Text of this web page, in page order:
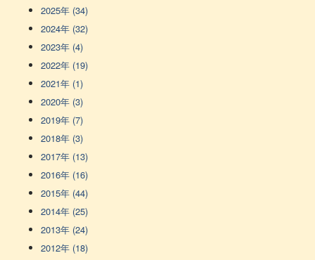
2025年 (34)
2024年 (32)
2023年 (4)
2022年 (19)
2021年 (1)
2020年 (3)
2019年 (7)
2018年 (3)
2017年 (13)
2016年 (16)
2015年 (44)
2014年 (25)
2013年 (24)
2012年 (18)